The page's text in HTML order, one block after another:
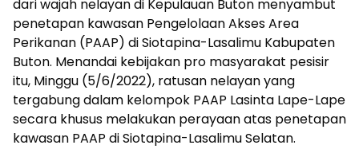
dari wajah nelayan di Kepulauan Buton menyambut
penetapan kawasan Pengelolaan Akses Area
Perikanan (PAAP) di Siotapina-Lasalimu Kabupaten
Buton. Menandai kebijakan pro masyarakat pesisir
itu, Minggu (5/6/2022), ratusan nelayan yang
tergabung dalam kelompok PAAP Lasinta Lape-Lape
secara khusus melakukan perayaan atas penetapan
kawasan PAAP di Siotapina-Lasalimu Selatan.